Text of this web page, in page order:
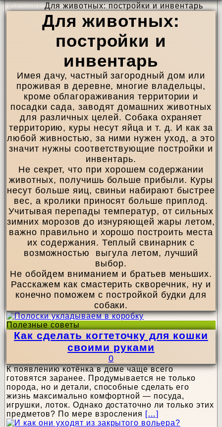
ГлавнаяДля животных: постройки и инвентарь
Для животных:
постройки и
инвентарь
Имея дачу, частный загородный дом или
проживая в деревне, многие владельцы,
кроме облагораживания территории и
посадки сада, заводят домашних животных
для различных целей. Собака охраняет
территорию, куры несут яйца и т. д. И как за
любой живностью, за ними нужен уход, а это
значит нужны соответствующие постройки и
инвентарь.
Не секрет, что при хорошем содержании
животных, получишь больше прибыли. Куры
несут больше яиц, свиньи набирают быстрее
вес, а кролики приносят больше приплод.
Учитывая перепады температур, от сильных
зимних морозов до изнуряющей жары летом,
важно правильно и хорошо построить места
их содержания. Теплый свинарник с
возможностью выгула летом, лучший
выбор.
Не обойдем вниманием и братьев меньших.
Расскажем как смастерить скворечник, ну и
конечно поможем с постройкой будки для
собаки.
Полезные советы
Как сделать когтеточку для кошки
своими руками
0
К появлению котёнка в доме чаще всего
готовятся заранее. Продумывается не только
порода, но и детали, способные сделать его
жизнь максимально комфортной — посуда,
игрушки, лоток. Однако достаточно ли только этих
предметов? По мере взросления […]